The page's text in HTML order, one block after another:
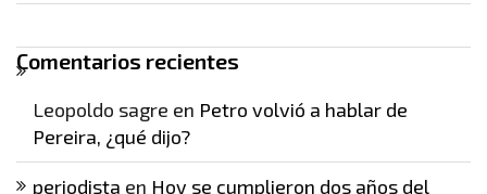
Comentarios recientes
Leopoldo sagre en Petro volvió a hablar de
Pereira, ¿qué dijo?
periodista en Hoy se cumplieron dos años del